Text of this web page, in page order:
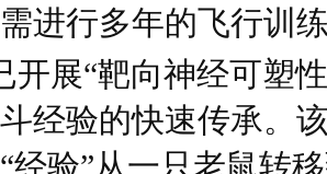
进行多年的飞行训
开展“靶向神经可塑
经验的快速传承。
经验”从一只老鼠转